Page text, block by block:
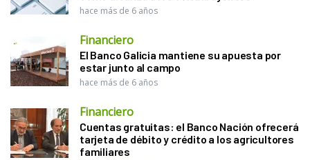
hace más de 6 años
Financiero
El Banco Galicia mantiene su apuesta por
estar junto al campo
hace más de 6 años
Financiero
Cuentas gratuitas: el Banco Nación ofrecerá
tarjeta de débito y crédito a los agricultores
familiares